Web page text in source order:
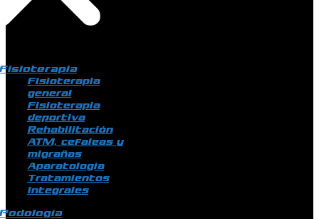
Fisioterapia
general
Fisioterapia
deportiva
Rehabilitación
ATM, cefaleas y
migrañas
Aparatología
Tratamientos
integrales